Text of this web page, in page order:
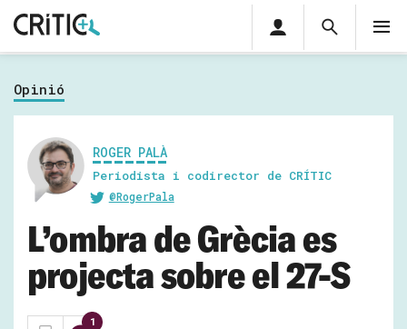
Cerca
Cerca
privada
Inicia sessió
Opinió
ROGER PALÀ
Periodista i codirector de CRÍTIC
@RogerPala
L’ombra de Grècia es
projecta sobre el 27-S
1